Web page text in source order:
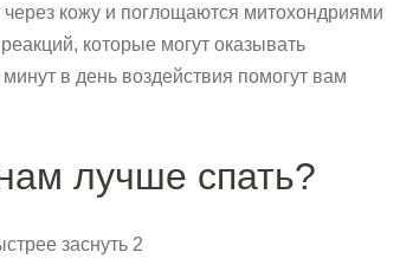
кожу и поглощаются митохондриями
которые могут оказывать
в день воздействия помогут вам
лучше спать?